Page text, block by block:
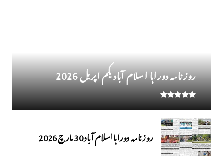
روز نامہ دوراہا اسلام آباد یکم اپریل 2026
روزنامہ دوراہا اسلام آباد 30 مارچ 2026